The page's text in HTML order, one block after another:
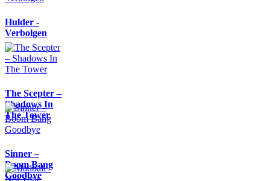
Hulder -
Verbolgen
The Scepter –
Shadows In
The Tower
Sinner –
Boom Bang
Goodbye